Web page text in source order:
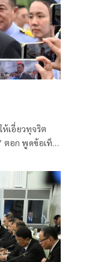
ห้เอี่ยวทุจริต
ตอก พูดข้อเท็จ